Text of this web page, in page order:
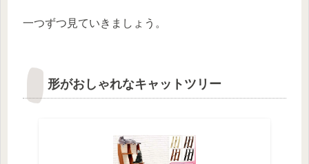
一つずつ見ていきましょう。
形がおしゃれなキャットツリー